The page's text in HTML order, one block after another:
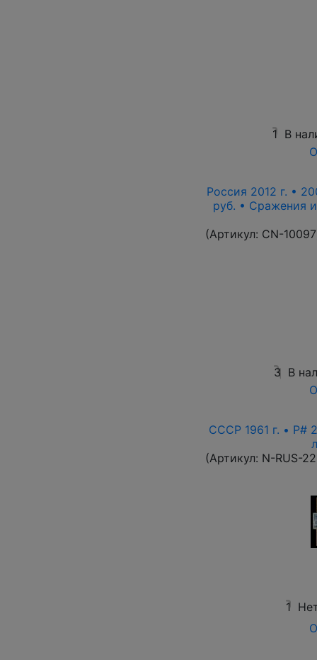
1 В
Россия 2012 г. •
руб. • Сражения
(Артикул: CN-10097
3 В
СССР 1961 г. • P#
(Артикул: N-RUS-
1